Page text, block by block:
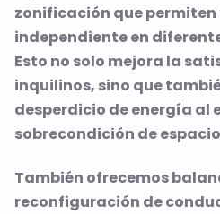
zonificación que
independiente en
Esto no solo mejora la
inquilinos, sino que
desperdicio de energía al
sobrecondición de
También ofrecemos
reconfiguración de